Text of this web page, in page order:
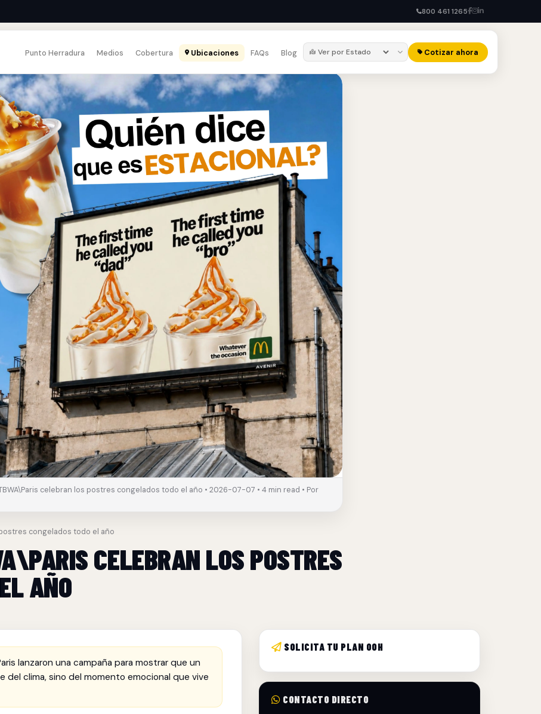
800 461 1265
Punto Herradura Medios Cobertura Ubicaciones FAQs Blog Cotizar ahora
celebran los postres congelados todo el año • 2026-07-07 • 4 min read • Por
postres congelados todo el año
CELEBRAN LOS POSTRES
AÑO
lanzaron una campaña para mostrar que un
del clima, sino del momento emocional que vive
SOLICITA TU PLAN OOH
CONTACTO DIRECTO